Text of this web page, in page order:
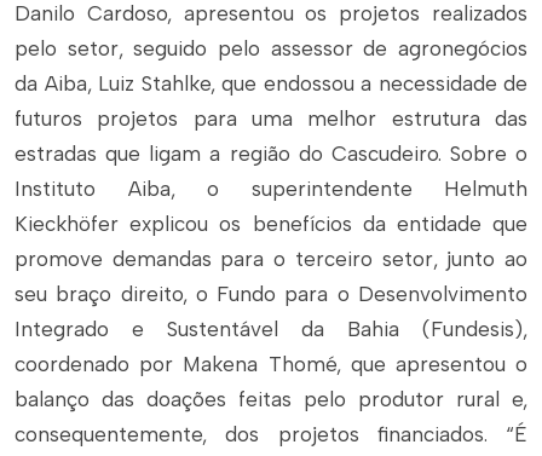
Danilo Cardoso, apresentou os projetos realizados
pelo setor, seguido pelo assessor de agronegócios
da Aiba, Luiz Stahlke, que endossou a necessidade de
futuros projetos para uma melhor estrutura das
estradas que ligam a região do Cascudeiro. Sobre o
Instituto Aiba, o superintendente Helmuth
Kieckhöfer explicou os benefícios da entidade que
promove demandas para o terceiro setor, junto ao
seu braço direito, o Fundo para o Desenvolvimento
Integrado e Sustentável da Bahia (Fundesis),
coordenado por Makena Thomé, que apresentou o
balanço das doações feitas pelo produtor rural e,
consequentemente, dos projetos financiados. “É